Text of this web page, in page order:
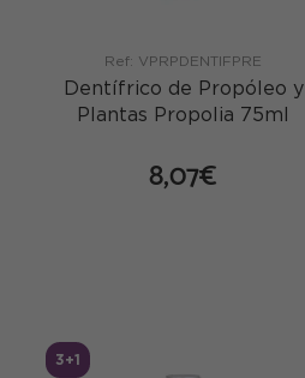
Ref: VPRPDENTIFPRE
Dentífrico de Propóleo y
Plantas Propolia 75ml
8,07€
3+1